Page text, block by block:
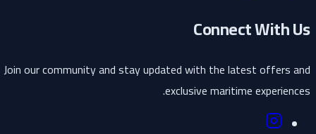
Connect With Us
Join our community and stay updated with the latest offers and
exclusive maritime experiences.